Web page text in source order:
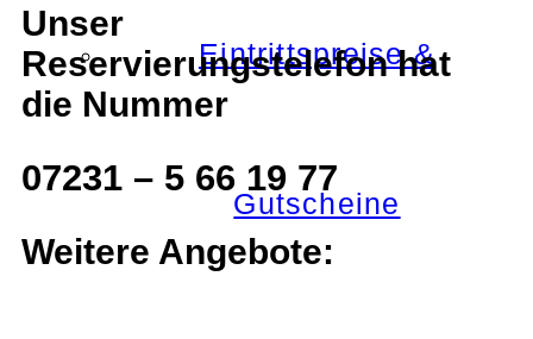
Eintrittspreise &
Gutscheine
Unser
Reservierungstelefon hat
die Nummer
07231 – 5 66 19 77
Weitere Angebote: